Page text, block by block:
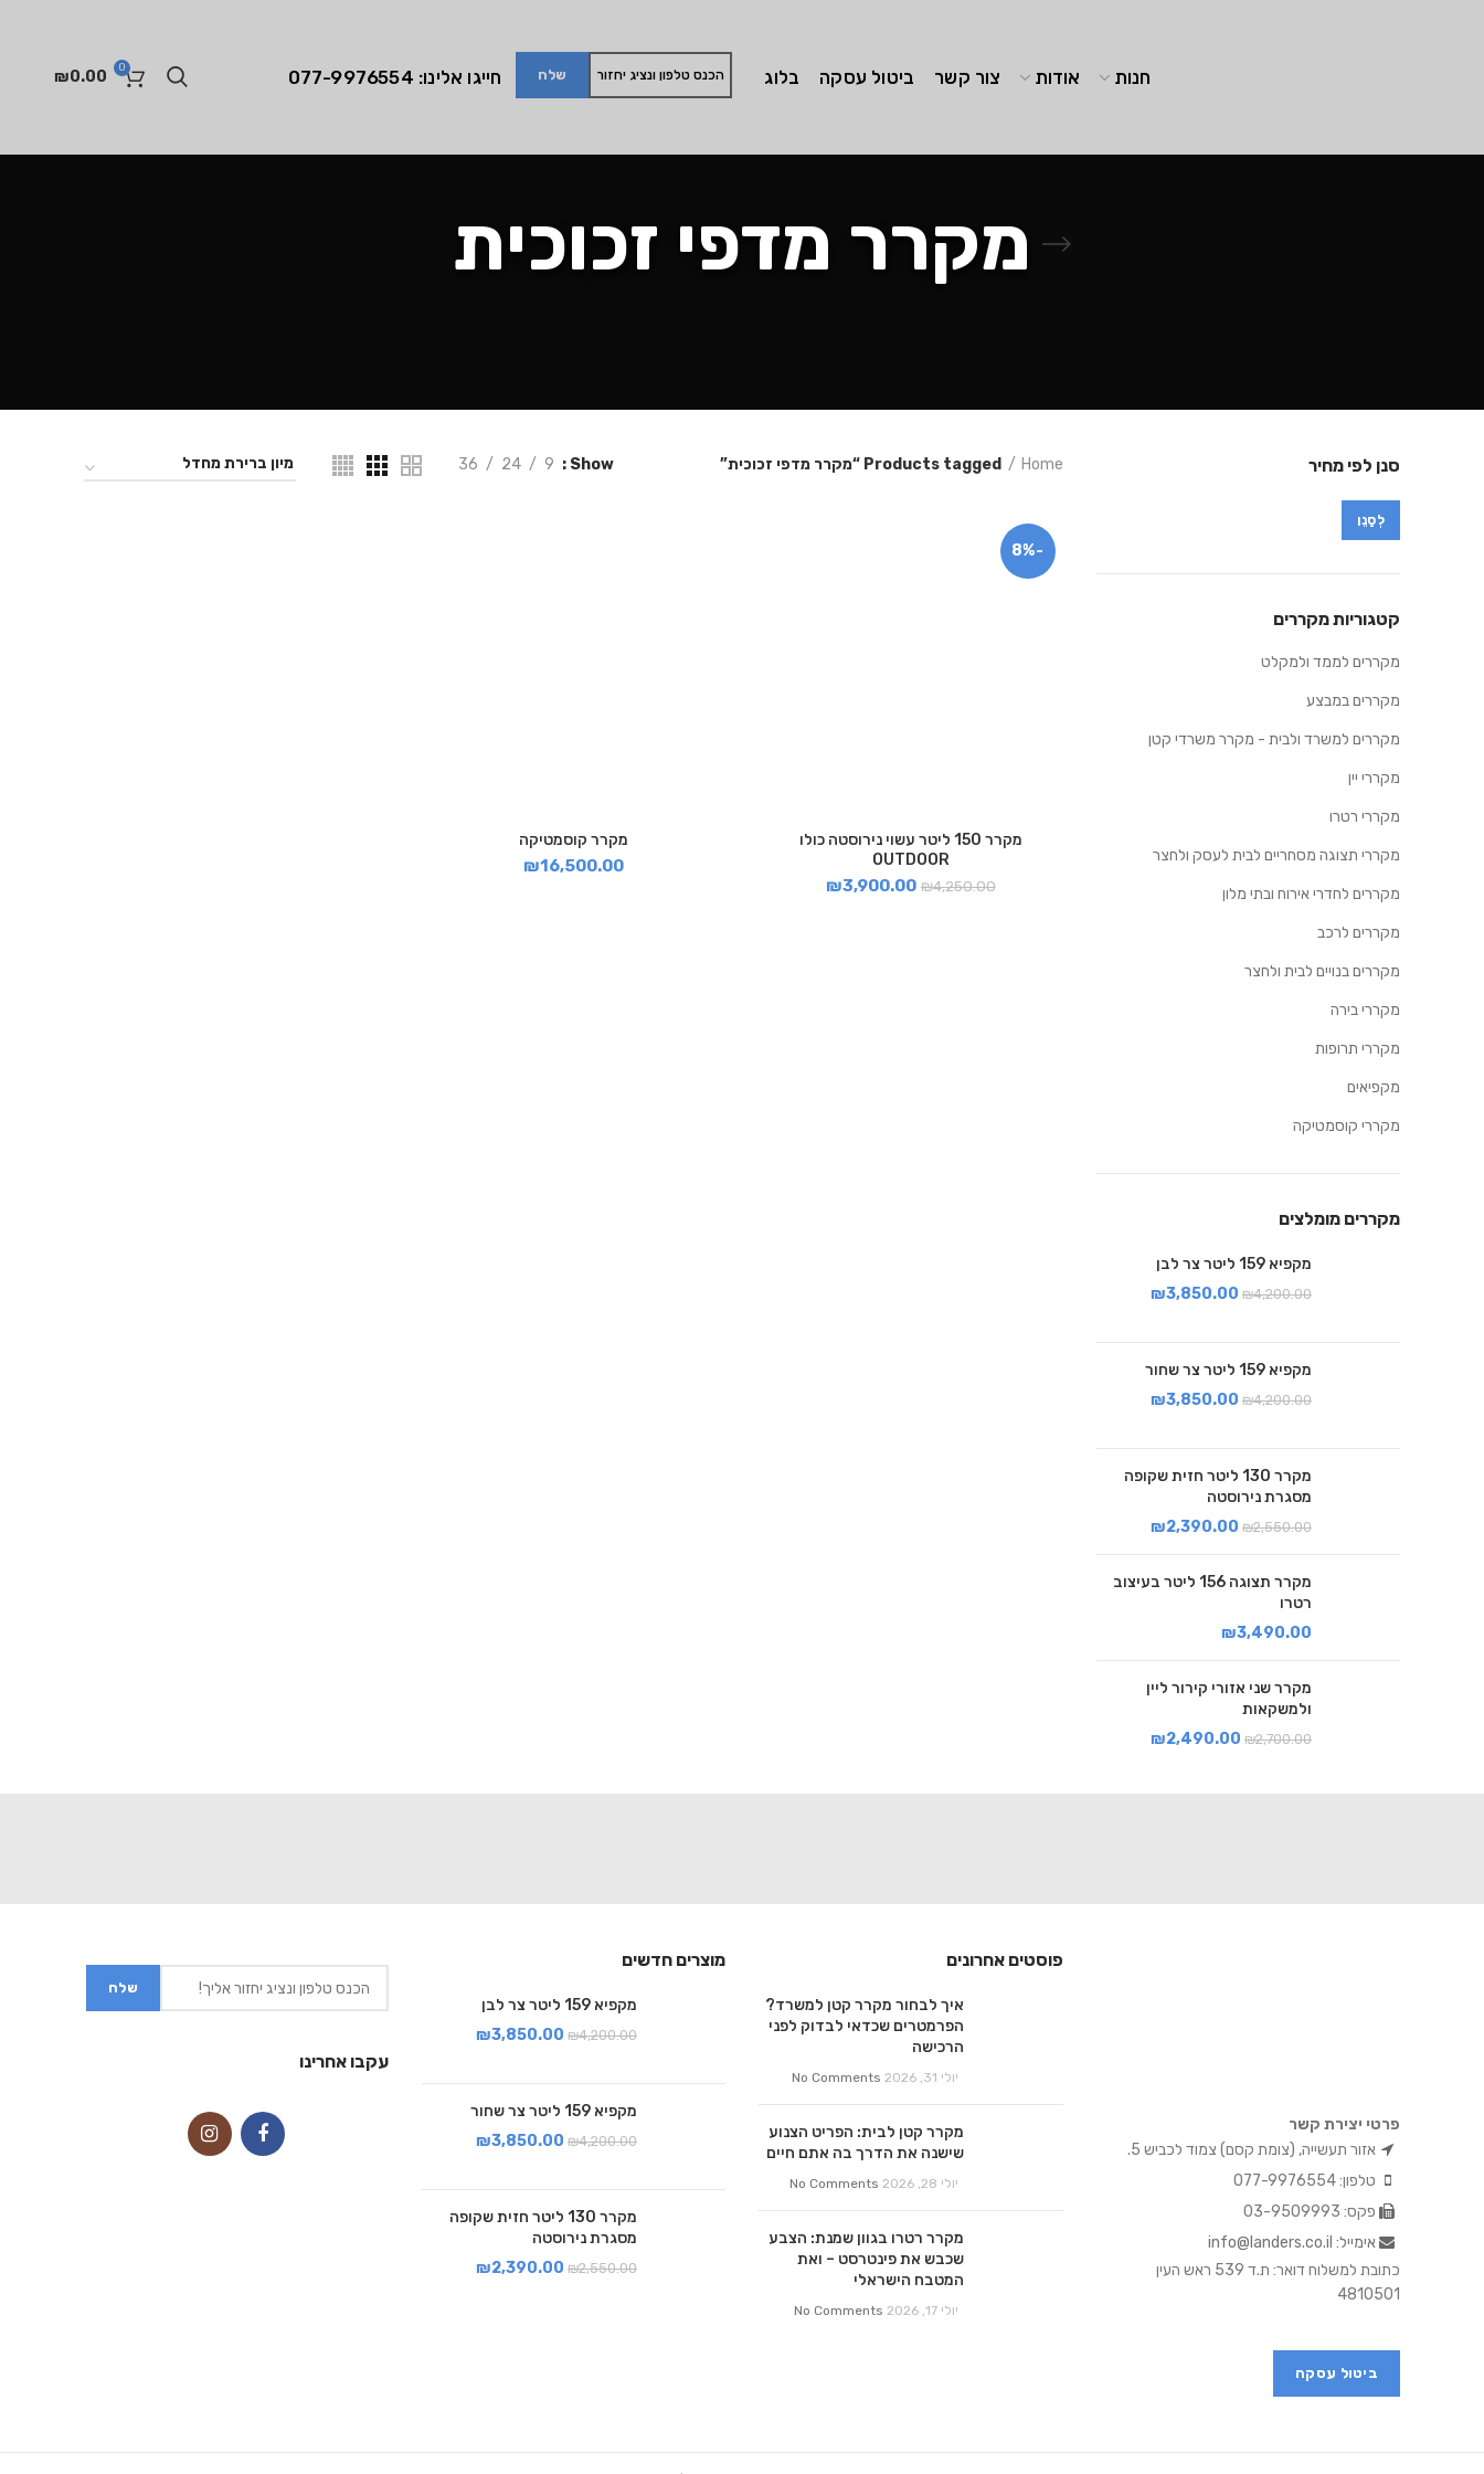
חנות אודות צור קשר ביטול עסקה בלוג חייגו אלינו: 077-9976554 0
₪0.00
מקרר מדפי זכוכית
Home Products tagged “מקרר מדפי זכוכית” Show
9
24
36
-8%
מקרר 150 ליטר עשוי נירוסטה כולו
OUTDOOR
₪4,250.00
₪3,900.00
מקרר קוסמטיקה
₪16,500.00
סנן לפי מחיר
לְסַנֵן
קטגוריות מקררים
מקררים לממד ולמקלט
מקררים במבצע
מקררים למשרד ולבית - מקרר משרדי קטן
מקררי יין
מקררי רטרו
מקררי תצוגה מסחריים לבית לעסק ולחצר
מקררים לחדרי אירוח ובתי מלון
מקררים לרכב
מקררים בנויים לבית ולחצר
מקררי בירה
מקררי תרופות
מקפיאים
מקררי קוסמטיקה
מקררים מומלצים
מקפיא 159 ליטר צר לבן
₪4,200.00
₪3,850.00
מקפיא 159 ליטר צר שחור
₪4,200.00
₪3,850.00
מקרר 130 ליטר חזית שקופה
מסגרת נירוסטה
₪2,550.00
₪2,390.00
מקרר תצוגה 156 ליטר בעיצוב
רטרו
₪3,490.00
מקרר שני אזורי קירור ליין
ולמשקאות
₪2,700.00
₪2,490.00
פרטי יצירת קשר
אזור תעשייה, (צומת קסם) צמוד לכביש 5.
טלפון: 077-9976554
פקס: 03-9509993
אימייל: info@landers.co.il
כתובת למשלוח דואר: ת.ד 539 ראש העין
4810501
ביטול עסקה
פוסטים אחרונים
איך לבחור מקרר קטן למשרד?
הפרמטרים שכדאי לבדוק לפני
הרכישה
יולי 31, 2026 No Comments
מקרר קטן לבית: הפריט הצנוע
שישנה את הדרך בה אתם חיים
יולי 28, 2026 No Comments
מקרר רטרו בגוון שמנת: הצבע
שכבש את פינטרסט – ואת
המטבח הישראלי
יולי 17, 2026 No Comments
מוצרים חדשים
מקפיא 159 ליטר צר לבן
₪4,200.00
₪3,850.00
מקפיא 159 ליטר צר שחור
₪4,200.00
₪3,850.00
מקרר 130 ליטר חזית שקופה
מסגרת נירוסטה
₪2,550.00
₪2,390.00
עקבו אחרינו